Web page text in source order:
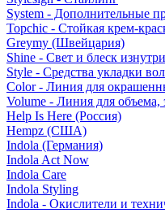
System - Дополнительные
Topchic - Стойкая крем-
Greymy (Швейцария)
Shine - Свет и блеск изнутри
Style - Средства укладки
Color - Линия для
Volume - Линия для объема,
Help Is Here (Россия)
Hempz (США)
Indola (Германия)
Indola Act Now
Indola Care
Indola Styling
Indola - Окислители и